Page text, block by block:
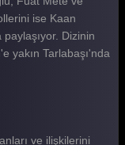
ise Kaan
paylaşıyor. Dizinin
yakın Tarlabaşı'nda
ve ilişkilerini